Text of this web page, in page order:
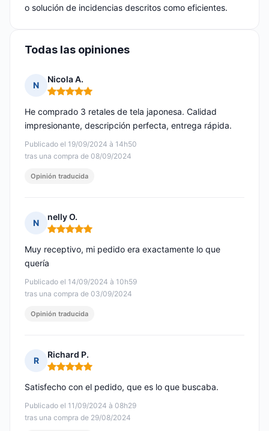
o solución de incidencias descritos como eficientes.
Todas las opiniones
N
Nicola A.
Nota: 5 de 5
Publicado el 19/09/2024 à 14h50
tras una compra de 08/09/2024
He comprado 3 retales de tela japonesa. Calidad
impresionante, descripción perfecta, entrega rápida.
Opinión traducida
N
nelly O.
Nota: 5 de 5
Publicado el 14/09/2024 à 10h59
tras una compra de 03/09/2024
Muy receptivo, mi pedido era exactamente lo que
quería
Opinión traducida
R
Richard P.
Nota: 5 de 5
Publicado el 11/09/2024 à 08h29
tras una compra de 29/08/2024
Satisfecho con el pedido, que es lo que buscaba.